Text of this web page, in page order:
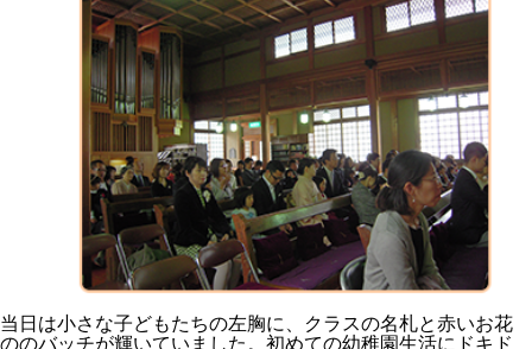
当日は小さな子どもたちの左胸に、クラスの名札と赤いお花
ののバッチが輝いていました。初めての幼稚園生活にドキド